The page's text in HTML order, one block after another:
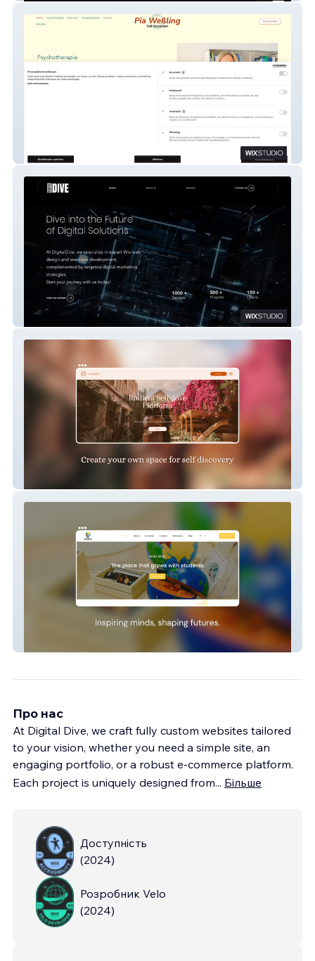
Pia Weßling
Digitaldive
Про нас
At Digital Dive, we craft fully custom websites tailored
to your vision, whether you need a simple site, an
engaging portfolio, or a robust e-commerce platform.
Each project is uniquely designed from... Більше
Доступність
(2024)
Розробник Velo
(2024)